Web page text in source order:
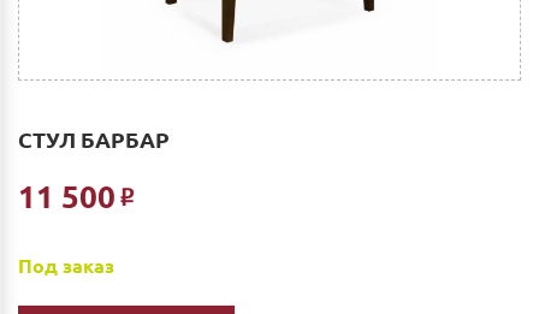
СТУЛ БАРБАР
11 500 Р
Под заказ